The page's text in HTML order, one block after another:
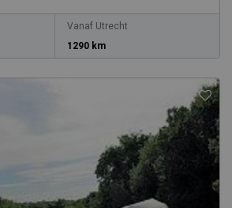
Vanaf Utrecht
1290 km